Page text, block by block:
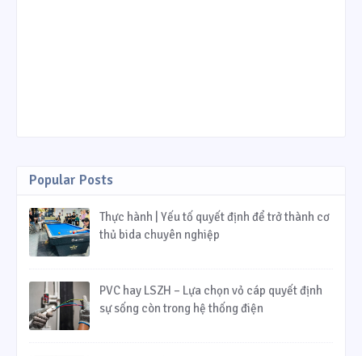
Popular Posts
Thực hành | Yếu tố quyết định để trở thành cơ
thủ bida chuyên nghiệp
PVC hay LSZH – Lựa chọn vỏ cáp quyết định
sự sống còn trong hệ thống điện